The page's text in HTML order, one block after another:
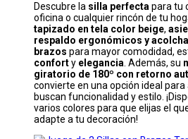
Descubre la silla perfectapara tu
oficina o cualquier rincón de tu
tapizado en tela color beige,
respaldo ergonómicos y
brazos para mayor comodidad,
conforty elegancia. Además, su
giratorio de 180º con retorno
convierte en una opción ideal para
buscan funcionalidad y estilo.
varios colores para que elijas el
adapte a tu decoración!